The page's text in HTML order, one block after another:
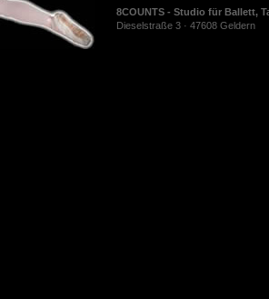
8COUNTS - Studio für Ballett,
Dieselstraße 3 · 47608 Geldern